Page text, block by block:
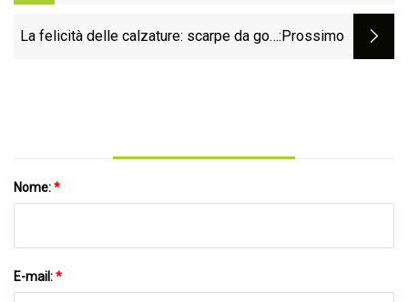
La felicità delle calzature: scarpe da golf:Prossimo
Nome:*
E-mail:*